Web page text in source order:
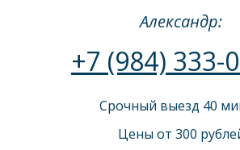
Александр:
+7 (984) 333-
Срочный выезд 40
Цены от 300